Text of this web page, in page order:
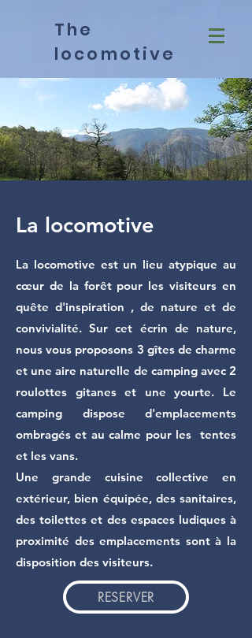
The
locomotive
La locomotive
La locomotive est un lieu atypique au
cœur de la forêt pour les visiteurs en
quête d'inspiration , de nature et de
convivialité. Sur cet écrin de nature,
nous vous proposons 3 gîtes de charme
et une aire naturelle de camping avec 2
roulottes gitanes et une yourte. Le
camping dispose d'emplacements
ombragés et au calme pour les tentes
et les vans.
Une grande cuisine collective en
extérieur, bien équipée, des sanitaires,
des toilettes et des espaces ludiques à
proximité des emplacements sont à la
disposition des visiteurs.
RESERVER